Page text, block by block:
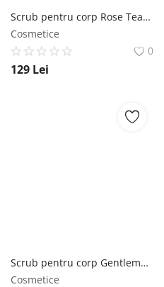
Scrub pentru corp Rose Tea SABON
Cosmetice
0
129 Lei
Scrub pentru corp Gentleman SABON
Cosmetice